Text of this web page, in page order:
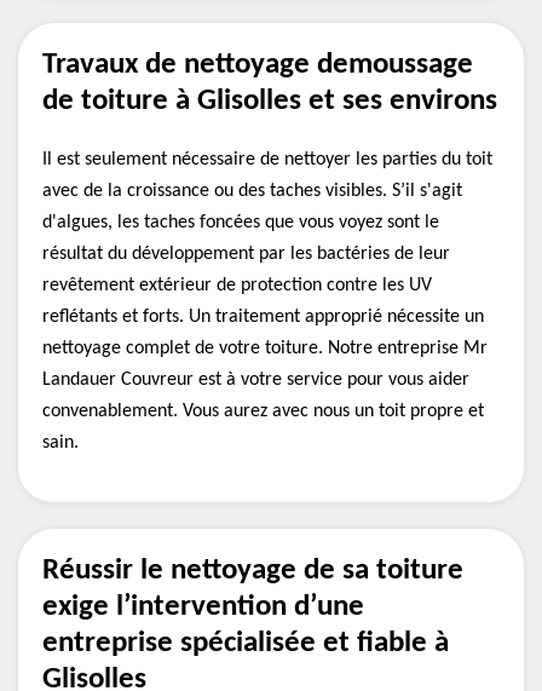
Travaux de nettoyage demoussage
de toiture à Glisolles et ses environs
Il est seulement nécessaire de nettoyer les parties du toit
avec de la croissance ou des taches visibles. S’il s'agit
d'algues, les taches foncées que vous voyez sont le
résultat du développement par les bactéries de leur
revêtement extérieur de protection contre les UV
reflétants et forts. Un traitement approprié nécessite un
nettoyage complet de votre toiture. Notre entreprise Mr
Landauer Couvreur est à votre service pour vous aider
convenablement. Vous aurez avec nous un toit propre et
sain.
Réussir le nettoyage de sa toiture
exige l’intervention d’une
entreprise spécialisée et fiable à
Glisolles